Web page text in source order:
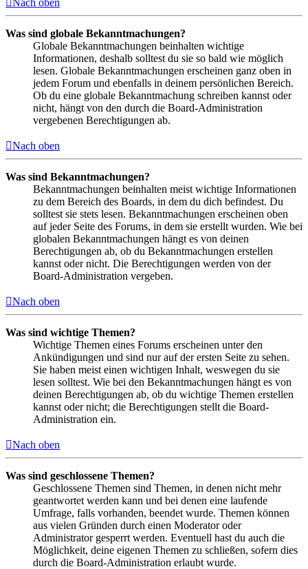
Was sind globale Bekanntmachungen?
Globale Bekanntmachungen beinhalten wichtige
Informationen, deshalb solltest du sie so bald wie möglich
lesen. Globale Bekanntmachungen erscheinen ganz oben in
jedem Forum und ebenfalls in deinem persönlichen Bereich.
Ob du eine globale Bekanntmachung schreiben kannst oder
nicht, hängt von den durch die Board-Administration
vergebenen Berechtigungen ab.
Nach oben
Was sind Bekanntmachungen?
Bekanntmachungen beinhalten meist wichtige Informationen
zu dem Bereich des Boards, in dem du dich befindest. Du
solltest sie stets lesen. Bekanntmachungen erscheinen oben
auf jeder Seite des Forums, in dem sie erstellt wurden. Wie bei
globalen Bekanntmachungen hängt es von deinen
Berechtigungen ab, ob du Bekanntmachungen erstellen
kannst oder nicht. Die Berechtigungen werden von der
Board-Administration vergeben.
Nach oben
Was sind wichtige Themen?
Wichtige Themen eines Forums erscheinen unter den
Ankündigungen und sind nur auf der ersten Seite zu sehen.
Sie haben meist einen wichtigen Inhalt, weswegen du sie
lesen solltest. Wie bei den Bekanntmachungen hängt es von
deinen Berechtigungen ab, ob du wichtige Themen erstellen
kannst oder nicht; die Berechtigungen stellt die Board-
Administration ein.
Nach oben
Was sind geschlossene Themen?
Geschlossene Themen sind Themen, in denen nicht mehr
geantwortet werden kann und bei denen eine laufende
Umfrage, falls vorhanden, beendet wurde. Themen können
aus vielen Gründen durch einen Moderator oder
Administrator gesperrt werden. Eventuell hast du auch die
Möglichkeit, deine eigenen Themen zu schließen, sofern dies
durch die Board-Administration erlaubt wurde.